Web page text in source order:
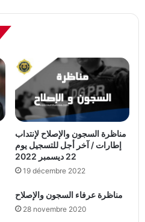
مناظرة السجون والإصلاح لإنتداب
إطارات / آخر أجل للتسجيل يوم
22 ديسمبر 2022
19 décembre 2022
مناظرة عرفاء السجون والإصلاح
28 novembre 2020